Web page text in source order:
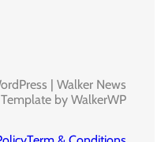
| Walker News
Template by WalkerWP